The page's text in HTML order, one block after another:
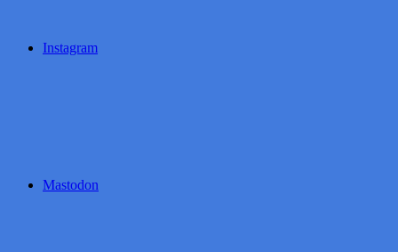
Instagram
Mastodon